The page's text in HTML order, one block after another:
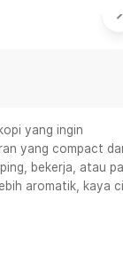
Libur Nasional
Libur Nasional (12:00-
Libur Nasional
- Minggu (08:00
Libur Nasional
Libur Nasional
yang ingin
yang compact
bekerja, atau
aromatik, kaya